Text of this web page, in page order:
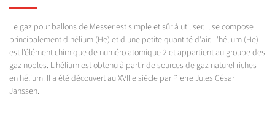
Le gaz pour ballons de Messer est simple et sûr à utiliser. Il se compose
principalement d'hélium (He) et d'une petite quantité d'air. L'hélium (He)
est l'élément chimique de numéro atomique 2 et appartient au groupe des
gaz nobles. L'hélium est obtenu à partir de sources de gaz naturel riches
en hélium. Il a été découvert au XVIIIe siècle par Pierre Jules César
Janssen.